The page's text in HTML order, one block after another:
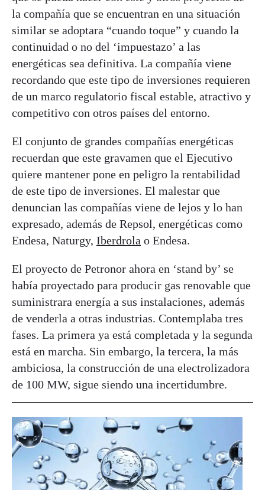
la compañía que se encuentran en una situación
similar se adoptara “cuando toque” y cuando la
continuidad o no del ‘impuestazo’ a las
energéticas sea definitiva. La compañía viene
recordando que este tipo de inversiones requieren
de un marco regulatorio fiscal estable, atractivo y
competitivo con otros países del entorno.
El conjunto de grandes compañías energéticas
recuerdan que este gravamen que el Ejecutivo
quiere mantener pone en peligro la rentabilidad
de este tipo de inversiones. El malestar que
denuncian las compañías viene de lejos y lo han
expresado, además de Repsol, energéticas como
Endesa, Naturgy, Iberdrola o Endesa.
El proyecto de Petronor ahora en ‘stand by’ se
había proyectado para producir gas renovable que
suministrara energía a sus instalaciones, además
de venderla a otras industrias. Contemplaba tres
fases. La primera ya está completada y la segunda
está en marcha. Sin embargo, la tercera, la más
ambiciosa, la construcción de una electrolizadora
de 100 MW, sigue siendo una incertidumbre.